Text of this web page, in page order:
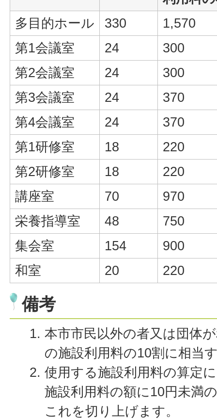
多目的ホール
330
1,570
第1会議室
24
300
第2会議室
24
300
第3会議室
24
370
第4会議室
24
370
第1研修室
18
220
第2研修室
18
220
講座室
70
970
栄養指導室
48
750
集会室
154
900
和室
20 220
備考
本市市民以外の者又は団体
の施設利用料の10割に相当
使用する施設利用料の算定
施設利用料の額に10円未満
これを切り上げます。